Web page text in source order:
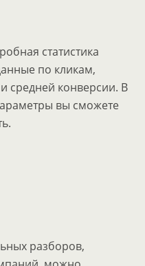
статистика
по кликам,
средней конверсии. В
вы сможете
разборов,